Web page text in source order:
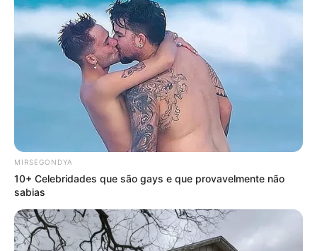
MIRSEGONDYA
10+ Celebridades que são gays e que provavelmente não
sabias